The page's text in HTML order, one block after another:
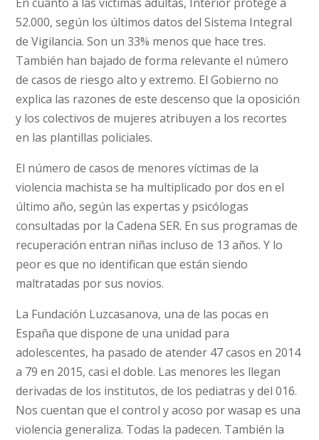
52.000, según los últimos datos del Sistema Integral
de Vigilancia. Son un 33% menos que hace tres.
También han bajado de forma relevante el número
de casos de riesgo alto y extremo. El Gobierno no
explica las razones de este descenso que la oposición
y los colectivos de mujeres atribuyen a los recortes
en las plantillas policiales.
El número de casos de menores víctimas de la
violencia machista se ha multiplicado por dos en el
último año, según las expertas y psicólogas
consultadas por la Cadena SER. En sus programas de
recuperación entran niñas incluso de 13 años. Y lo
peor es que no identifican que están siendo
maltratadas por sus novios.
La Fundación Luzcasanova, una de las pocas en
España que dispone de una unidad para
adolescentes, ha pasado de atender 47 casos en 2014
a 79 en 2015, casi el doble. Las menores les llegan
derivadas de los institutos, de los pediatras y del 016.
Nos cuentan que el control y acoso por wasap es una
violencia generaliza. Todas la padecen. También la